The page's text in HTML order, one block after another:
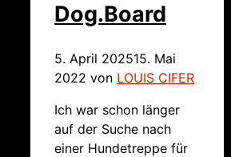
Dog.Board
5. April 202515. Mai
2022 von LOUIS CIFER
Ich war schon länger
auf der Suche nach
einer Hundetreppe für